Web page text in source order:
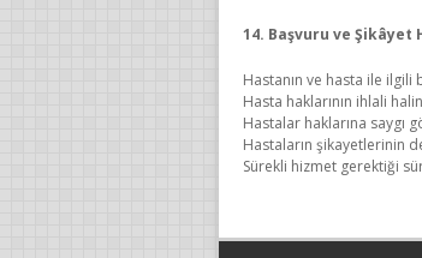
14. Başvuru ve Şikâyet
Hastanın ve hasta ile ilgili
Hasta haklarının ihlali
Hastalar haklarına
Hastaların şikayetlerinin
Sürekli hizmet gerektiği